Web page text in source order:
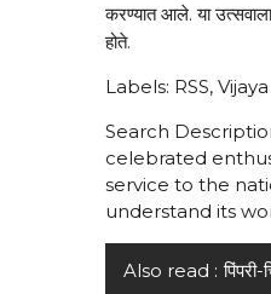
करण्यात आले.या उत्सवाला
होते.
Labels: RSS,
Search
celebrated
service to the
understand its
Also read :